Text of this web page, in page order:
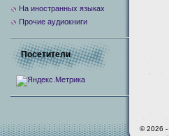
На иностранных языках
Прочие аудиокниги
Посетители
© 2026 -